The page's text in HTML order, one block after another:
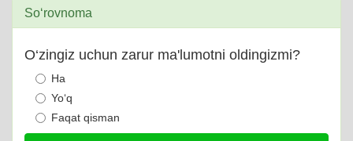
So‘rovnoma
O‘zingiz uchun zarur ma'lumotni oldingizmi?
Ha
Yo‘q
Faqat qisman